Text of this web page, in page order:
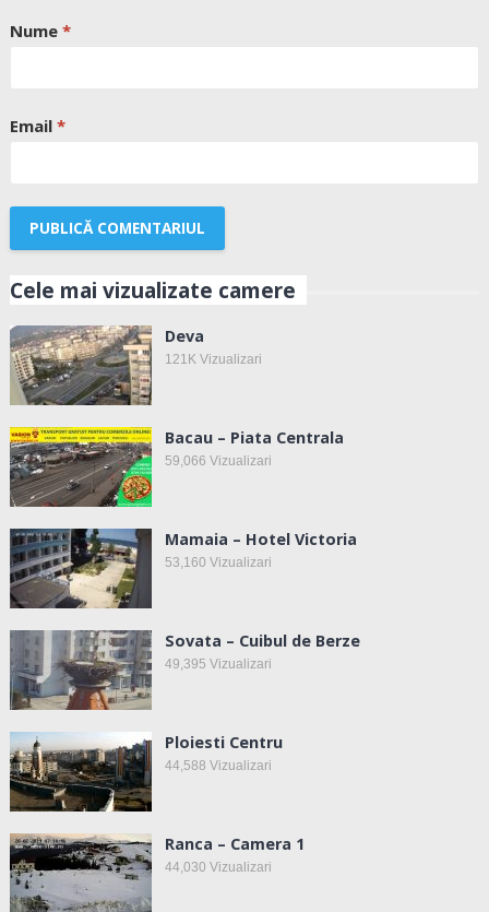
Nume *
Email *
Cele mai vizualizate camere
Deva
121KVizualizari
Bacau – Piata Centrala
59,066 Vizualizari
Mamaia – Hotel Victoria
53,160 Vizualizari
Sovata – Cuibul de Berze
49,395 Vizualizari
Ploiesti Centru
44,588 Vizualizari
Ranca – Camera 1
44,030 Vizualizari